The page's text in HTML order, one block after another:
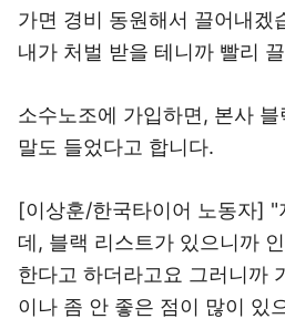
가면 경비 동원해서 끌어내겠
내가 처벌 받을 테니까 빨리
소수노조에 가입하면, 본사
말도 들었다고 합니다.
[이상훈/한국타이어 노동자] "
데, 블랙 리스트가 있으니까
한다고 하더라고요 그러니까
이나 좀 안 좋은 점이 많이 있